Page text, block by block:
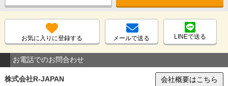
お気に入りに登録する メールで送る LINEで送る
お電話でのお問合わせ
株式会社R-JAPAN 会社概要はこちら